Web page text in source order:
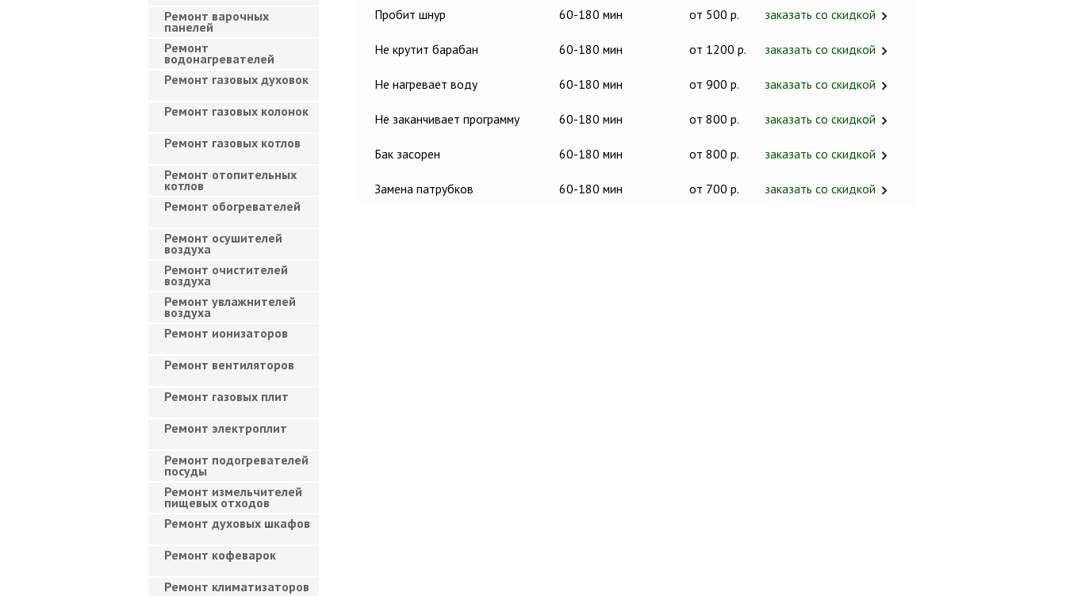
Пробит шнур 60-180 мин от 500 р. заказать со скидкой
Не крутит барабан 60-180 мин от 1200 р. заказать со скидкой
Не нагревает воду 60-180 мин от 900 р. заказать со скидкой
Не заканчивает программу 60-180 мин от 800 р. заказать со скидкой
Бак засорен 60-180 мин от 800 р. заказать со скидкой
Замена патрубков 60-180 мин от 700 р. заказать со скидкой
Ремонт варочных
панелей
Ремонт
водонагревателей
Ремонт газовых духовок
Ремонт газовых колонок
Ремонт газовых котлов
Ремонт отопительных
котлов
Ремонт обогревателей
Ремонт осушителей
воздуха
Ремонт очистителей
воздуха
Ремонт увлажнителей
воздуха
Ремонт ионизаторов
Ремонт вентиляторов
Ремонт газовых плит
Ремонт электроплит
Ремонт подогревателей
посуды
Ремонт измельчителей
пищевых отходов
Ремонт духовых шкафов
Ремонт кофеварок
Ремонт климатизаторов